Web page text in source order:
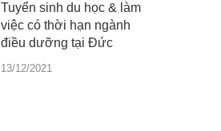
Tuyển sinh du học & làm
việc có thời hạn ngành
điều dưỡng tại Đức
13/12/2021